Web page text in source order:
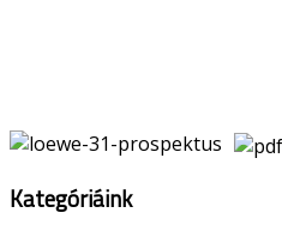
Kategóriáink